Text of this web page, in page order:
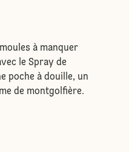
à manquer
le Spray de
poche à douille, un
de montgolfière.